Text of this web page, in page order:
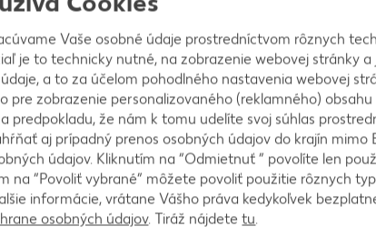
do marca sú však tiež v predaji.
ovocia a zeleniny
do 12.08.2026
Vaše osobné údaje prostredníctvom rôznych
je to technicky nutné, na zobrazenie webovej stránky
a to za účelom pohodlného nastavenia webovej
pre zobrazenie personalizovaného (reklamného)
predpokladu, že nám k tomu udelíte svoj súhlas
aj prípadný prenos osobných údajov do krajín mimo
údajov. Kliknutím na “Odmietnuť ” povolíte len
na “Povoliť vybrané” môžete povoliť použitie rôznych
informácie, vrátane Vášho práva kedykoľvek
osobných údajov. Tiráž nájdetetu.